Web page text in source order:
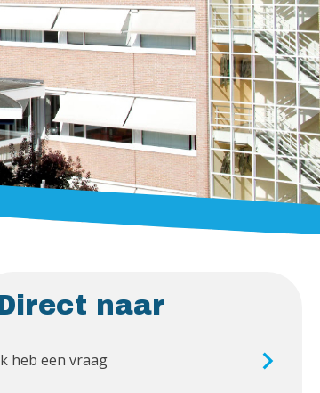
Direct naar
heb een vraag